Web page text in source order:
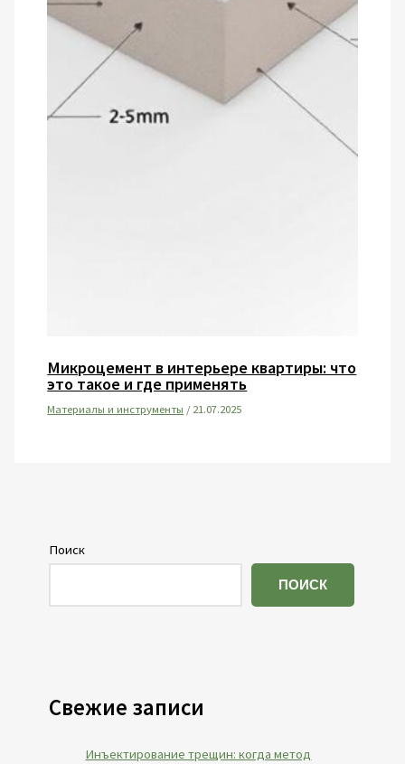
Микроцемент в интерьере квартиры: что
это такое и где применять
Материалы и инструменты /21.07.2025
Поиск
ПОИСК
Свежие записи
Инъектирование трещин: когда метод